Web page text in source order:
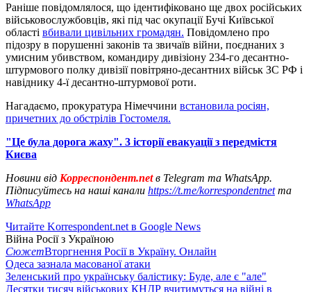
Раніше повідомлялося, що ідентифіковано ще двох російських
військовослужбовців, які під час окупації Бучі Київської
області вбивали цивільних громадян. Повідомлено про
підозру в порушенні законів та звичаїв війни, поєднаних з
умисним убивством, командиру дивізіону 234-го десантно-
штурмового полку дивізії повітряно-десантних військ ЗС РФ і
навіднику 4-ї десантно-штурмової роти.
Нагадаємо, прокуратура Німеччини встановила росіян,
причетних до обстрілів Гостомеля.
"Це була дорога жаху". 3 історії евакуації з передмістя
Києва
Новини від Корреспондент.netв Telegram та WhatsApp.
Підписуйтесь на наші канали https://t.me/korrespondentnetта
WhatsApp
Читайте Korrespondent.net в Google News
Війна Росії з Україною
СюжетВторгнення Росії в Україну. Онлайн
Одеса зазнала масованої атаки
Зеленський про українську балістику: Буде, але є "але"
Десятки тисяч військових КНДР вчитимуться на війні в